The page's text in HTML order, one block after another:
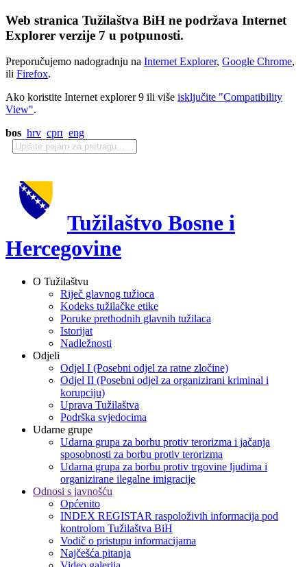
Web stranica Tužilaštva BiH ne podržava Internet
Explorer verzije 7 u potpunosti.
Preporučujemo nadogradnju na Internet Explorer, Google Chrome,
ili Firefox.
Ako koristite Internet explorer 9 ili više isključite "Compatibility
View".
bos hrv срп eng
Tužilaštvo Bosne i
Hercegovine
O Tužilaštvu
Riječ glavnog tužioca
Kodeks tužilačke etike
Poruke prethodnih glavnih tužilaca
Istorijat
Nadležnosti
Odjeli
Odjel I (Posebni odjel za ratne zločine)
Odjel II (Posebni odjel za organizirani kriminal i
korupciju)
Uprava Tužilaštva
Podrška svjedocima
Udarne grupe
Udarna grupa za borbu protiv terorizma i jačanja
sposobnosti za borbu protiv terorizma
Udarna grupa za borbu protiv trgovine ljudima i
organizirane ilegalne imigracije
Odnosi s javnošću
Općenito
INDEX REGISTAR raspoloživih informacija pod
kontrolom Tužilaštva BiH
Vodič o pristupu informacijama
Najčešća pitanja